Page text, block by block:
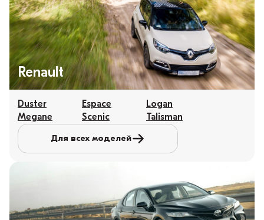
Renault
Duster Espace
Logan
Megane
Scenic Talisman
Для всех моделей